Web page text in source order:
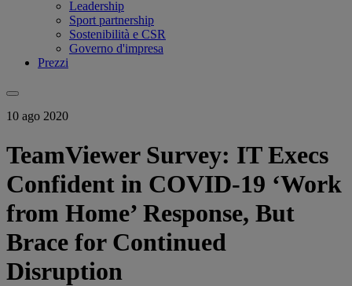
Leadership
Sport partnership
Sostenibilità e CSR
Governo d'impresa
Prezzi
10 ago 2020
TeamViewer Survey: IT Execs
Confident in COVID-19 ‘Work
from Home’ Response, But
Brace for Continued
Disruption